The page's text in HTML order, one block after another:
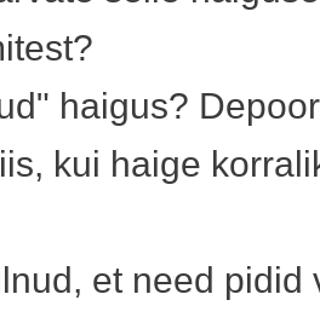
haigus?
kui haige
et need pidid